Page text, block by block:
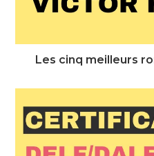
Les cinq meilleurs